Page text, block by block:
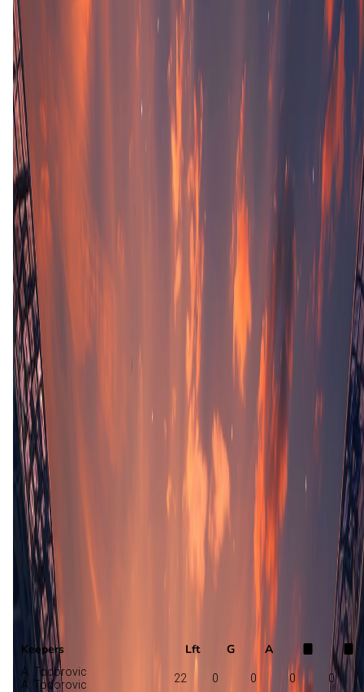
Opstelling nog niet bekend
Hajduk Split
Rijeka
Selectie
Keepers Lft G A
A. Todorovic
A. Todorovic
22 0 0 0 0